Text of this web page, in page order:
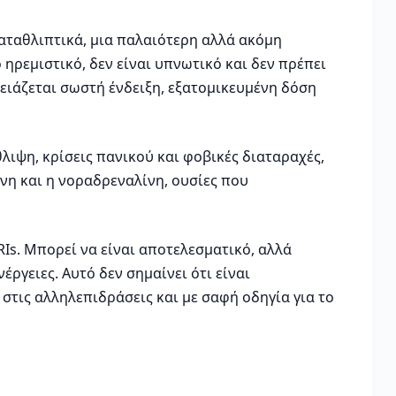
μια παλαιότερη αλλά ακόμη
δεν είναι υπνωτικό και δεν πρέπει
σωστή ένδειξη, εξατομικευμένη δόση
κρίσεις πανικού και φοβικές διαταραχές,
και η νοραδρεναλίνη, ουσίες που
Μπορεί να είναι αποτελεσματικό, αλλά
Αυτό δεν σημαίνει ότι είναι
αλληλεπιδράσεις και με σαφή οδηγία για το